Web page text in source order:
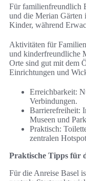
Für familienfreundlich
und die Merian Gärten
Kinder, während
Aktivitäten für
und kinderfreundliche
Orte sind gut mit dem
Einrichtungen und
Erreichbarkeit:
Verbindungen.
Barrierefreiheit:
Museen und
Praktisch:
zentralen
Praktische Tipps für
Für die Anreise Basel